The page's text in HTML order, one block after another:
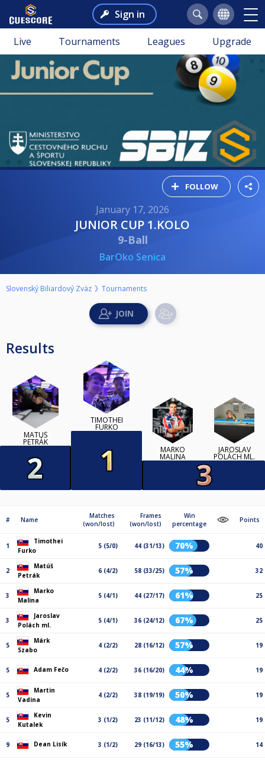
Sign in
Live Tournaments Leagues Upgrade
FOLLOW
January 17, 2026
JUNIOR CUP 1.KOLO
9-Ball
BarOko Senica
Slovenský Biliardový Zväz Tournaments
Results
MATÚŠ
PETRÁK
TIMOTHEI
FURKO
MARKO
MALINA
JAROSLAV
POLÁCH ML.
# Name
Matches
(won/lost)
Frames
(won/lost)
Win
percentage
Points
1
Timothei
Furko
5 (5/0) 44 (31/13) 70% 40
2
Matúš
Petrák
6 (4/2) 58 (33/25) 57% 32
3
Marko
Malina
5 (4/1) 44 (27/17) 61% 25
3
Jaroslav
Polách ml.
5 (4/1) 36 (24/12) 67% 25
5
Márk
Szabo
4 (2/2) 28 (16/12) 57% 19
5 Adam Fečo 4 (2/2) 36 (16/20) 44% 19
5
Martin
Vadina
4 (2/2) 38 (19/19) 50% 19
5
Kevin
Kutalek
3 (1/2) 23 (11/12) 48% 19
9 Dean Lisík 3 (1/2) 29 (16/13) 55% 14